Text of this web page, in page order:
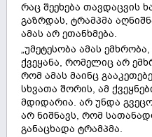
რაც შეეხება თავდაცვის
გაზრდას, ტრამპმა
ამას არ ეთანხმება.
„უმეტესობა ამას
ქვეყანა, რომელიც არ
რომ ამას მაინც
სხვათა შორის, ამ
მდიდარია. არ უნდა
არ ნიშნავს, რომ
განაცხადა ტრამპმა.